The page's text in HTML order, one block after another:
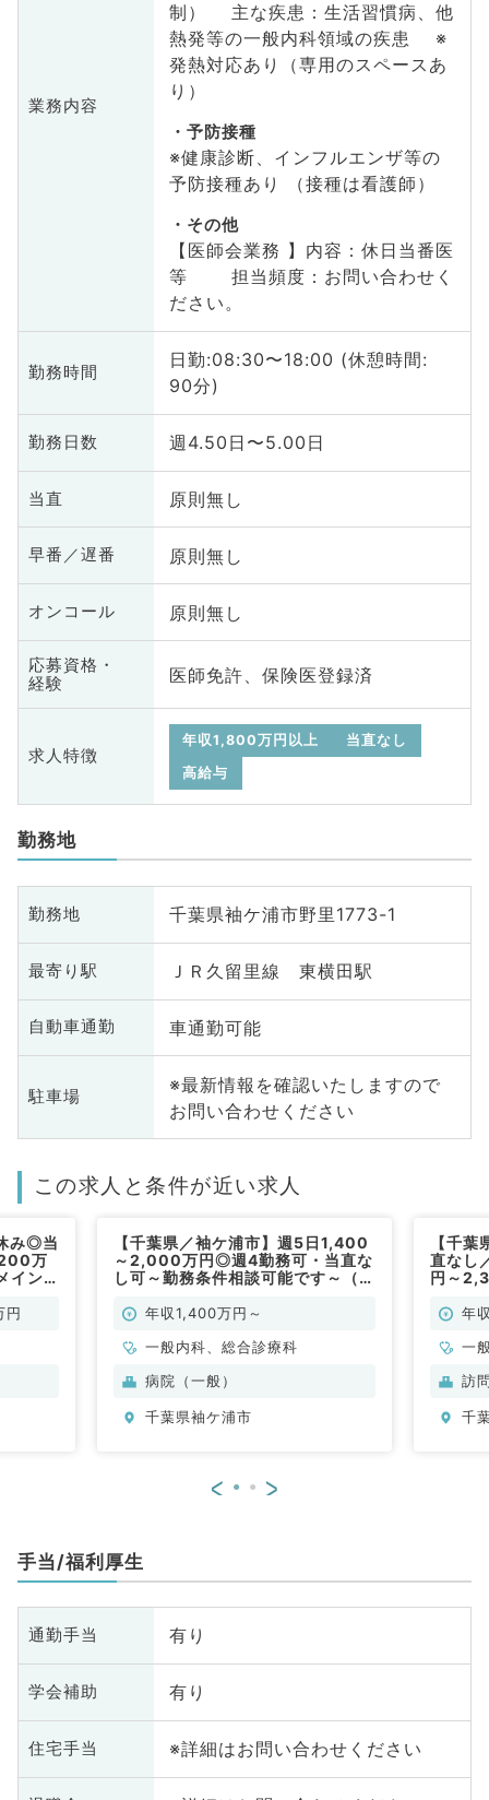
業務内容
制） 主な疾患：生活習慣病、他
熱発等の一般内科領域の疾患 ※
発熱対応あり（専用のスペースあ
り）
予防接種
※健康診断、インフルエンザ等の
予防接種あり （接種は看護師）
その他
【医師会業務 】内容：休日当番医
等 担当頻度：お問い合わせく
ださい。
勤務時間
日勤:08:30〜18:00 (休憩時間:
90分)
勤務日数 週4.50日〜5.00日
当直 原則無し
早番／遅番 原則無し
オンコール 原則無し
応募資格・
経験
医師免許、保険医登録済
求人特徴
年収1,800万円以上
当直なし
高給与
勤務地
勤務地 千葉県袖ケ浦市野里1773-1
最寄り駅 ＪＲ久留里線 東横田駅
自動車通勤 車通勤可能
駐車場
※最新情報を確認いたしますので
お問い合わせください
この求人と条件が近い求人
み◎当
万
イン
円
【千葉県／袖ケ浦市】週5日1,400
～2,000万円◎週4勤務可・当直な
し可～勤務条件相談可能です～（総
年収1,400万円～
一般内科、総合診療科
病院（一般）
千葉県袖ケ浦市
【千
直なし
円～
勤）年
一
訪
千
< >
手当/福利厚生
通勤手当 有り
学会補助 有り
住宅手当 ※詳細はお問い合わせください